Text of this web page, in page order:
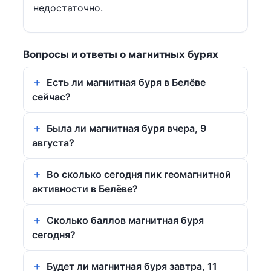
недостаточно.
Вопросы и ответы о магнитных бурях
Есть ли магнитная буря в Белёве
сейчас?
Была ли магнитная буря вчера, 9
августа?
Во сколько сегодня пик геомагнитной
активности в Белёве?
Сколько баллов магнитная буря
сегодня?
Будет ли магнитная буря завтра, 11